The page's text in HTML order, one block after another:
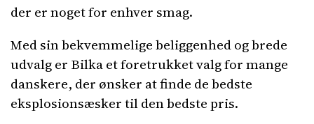
der er noget for enhver smag.
Med sin bekvemmelige beliggenhed og brede
udvalg er Bilka et foretrukket valg for mange
danskere, der ønsker at finde de bedste
eksplosionsæsker til den bedste pris.